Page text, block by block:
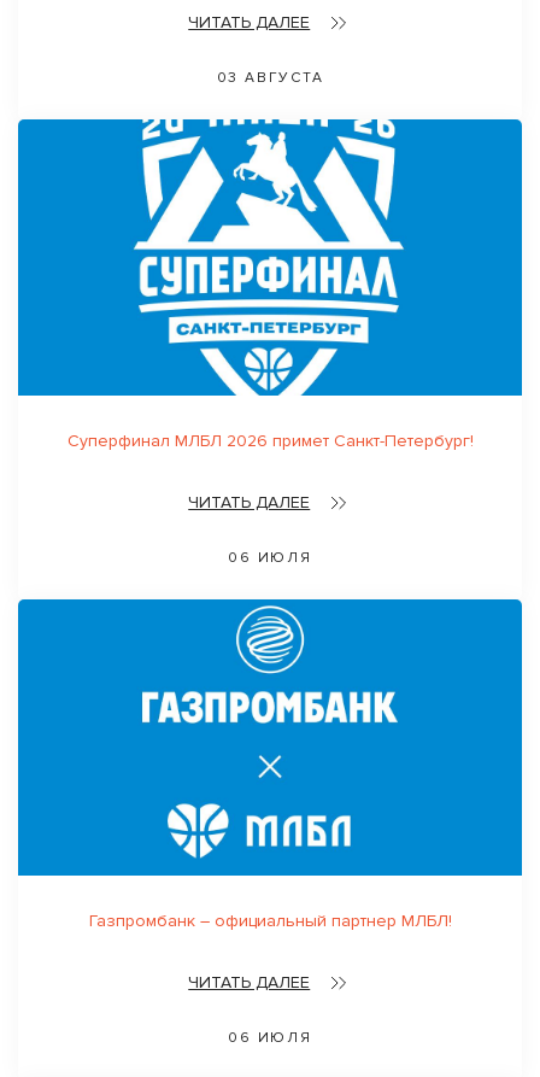
ЧИТАТЬ ДАЛЕЕ
03 АВГУСТА
Суперфинал МЛБЛ 2026 примет Санкт-Петербург!
ЧИТАТЬ ДАЛЕЕ
06 ИЮЛЯ
Газпромбанк – официальный партнер МЛБЛ!
ЧИТАТЬ ДАЛЕЕ
06 ИЮЛЯ